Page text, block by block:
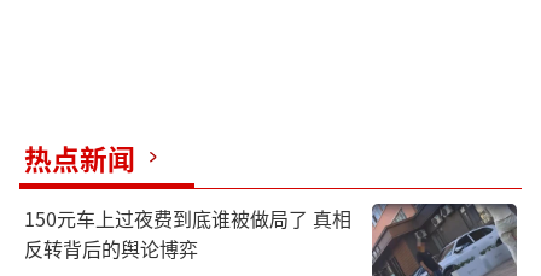
热点新闻
150元车上过夜费到底谁被做局了 真相
反转背后的舆论博弈